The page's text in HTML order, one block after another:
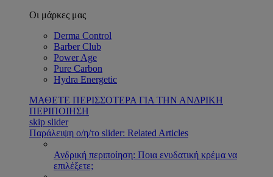
Οι μάρκες μας
Derma Control
Barber Club
Power Age
Pure Carbon
Hydra Energetic
ΜΑΘΕΤΕ ΠΕΡΙΣΣΟΤΕΡΑ ΓΙΑ ΤΗΝ ΑΝΔΡΙΚΗ
ΠΕΡΙΠΟΙΗΣΗ
skip slider
Παράλειψη ο/η/το slider: Related Articles
Ανδρική περιποίηση: Ποια ενυδατική κρέμα να
επιλέξετε;